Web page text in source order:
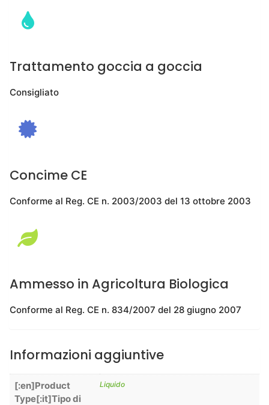
Trattamento goccia a goccia
Consigliato
Concime CE
Conforme al Reg. CE n. 2003/2003 del 13 ottobre 2003
Ammesso in Agricoltura Biologica
Conforme al Reg. CE n. 834/2007 del 28 giugno 2007
Informazioni aggiuntive
[:en]Product
Type[:it]Tipo di
Liquido